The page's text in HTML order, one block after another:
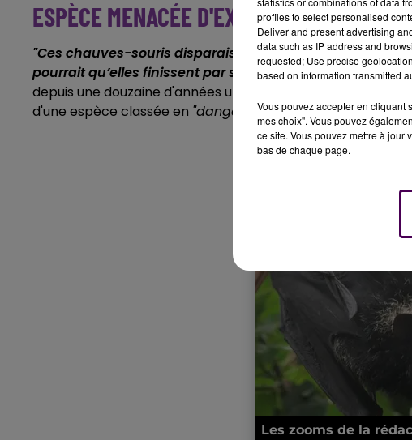
ESPÈCE MENACÉE D'EXTINCTION
"Ces chauves-souris disparaissent rapidement dans la
pourrait qu’elles finissent par s’éteindre totalement"
depuis une douzaine d'années un programme d’élevage
d'une espèce classée en "danger critique d’extinction"par
profiles to select personalised
Deliver and present advertising
data such as IP address and
requested; Use precise
based on information transmitted
Vous pouvez accepter en cliquant
mes choix". Vous pouvez
ce site. Vous pouvez mettre à jour
bas de chaque page.